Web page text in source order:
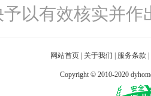
以有效核实并作
网站首页 关于我们 服务条款
Copyright © 2010-2020